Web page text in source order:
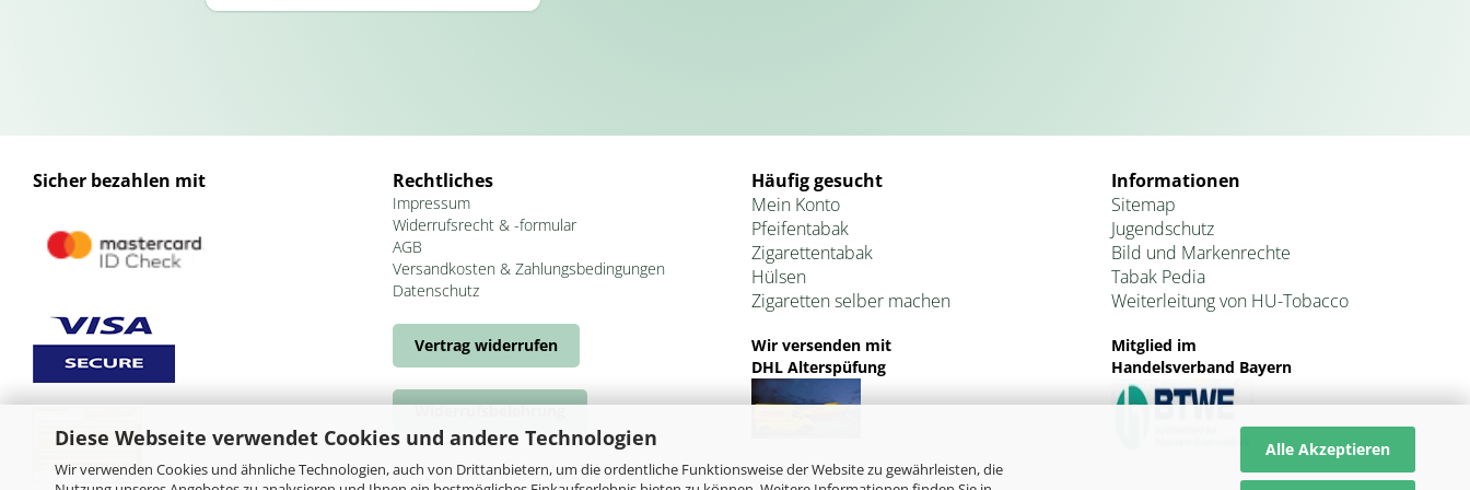
Diese Webseite verwendet Cookies und andere Technologien
Wir verwenden Cookies und ähnliche Technologien, auch von Drittanbietern, um die ordentliche Funktionsweise der Website zu gewährleisten, die
Alle Akzeptieren
Sicher bezahlen mit Rechtliches
Impressum
Widerrufsrecht & -formular
AGB
Versandkosten & Zahlungsbedingungen
Datenschutz
Vertrag widerrufen
Widerrufsbelehrung
Häufig gesucht
Mein Konto
Pfeifentabak
Zigarettentabak
Hülsen
Zigaretten selber machen
Wir versenden mit
DHL Alterspüfung
Informationen
Sitemap
Jugendschutz
Bild und Markenrechte
Tabak Pedia
Weiterleitung von HU-Tobacco
Mitglied im
Handelsverband Bayern